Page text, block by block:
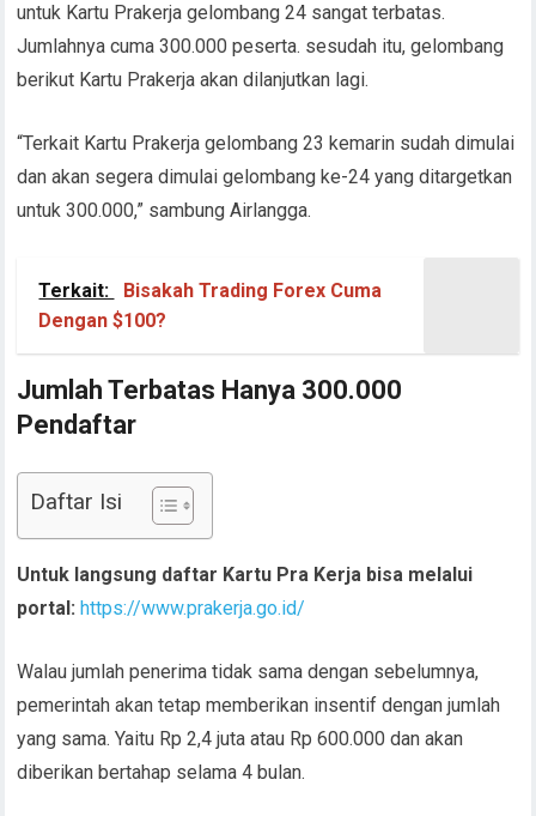
untuk Kartu Prakerja gelombang 24 sangat terbatas.
Jumlahnya cuma 300.000 peserta. sesudah itu, gelombang
berikut Kartu Prakerja akan dilanjutkan lagi.
“Terkait Kartu Prakerja gelombang 23 kemarin sudah dimulai
dan akan segera dimulai gelombang ke-24 yang ditargetkan
untuk 300.000,” sambung Airlangga.
Terkait:
Bisakah Trading Forex Cuma
Dengan $100?
Jumlah Terbatas Hanya 300.000
Pendaftar
Daftar Isi
Untuk langsung daftar Kartu Pra Kerja bisa melalui
portal: https://www.prakerja.go.id/
Walau jumlah penerima tidak sama dengan sebelumnya,
pemerintah akan tetap memberikan insentif dengan jumlah
yang sama. Yaitu Rp 2,4 juta atau Rp 600.000 dan akan
diberikan bertahap selama 4 bulan.